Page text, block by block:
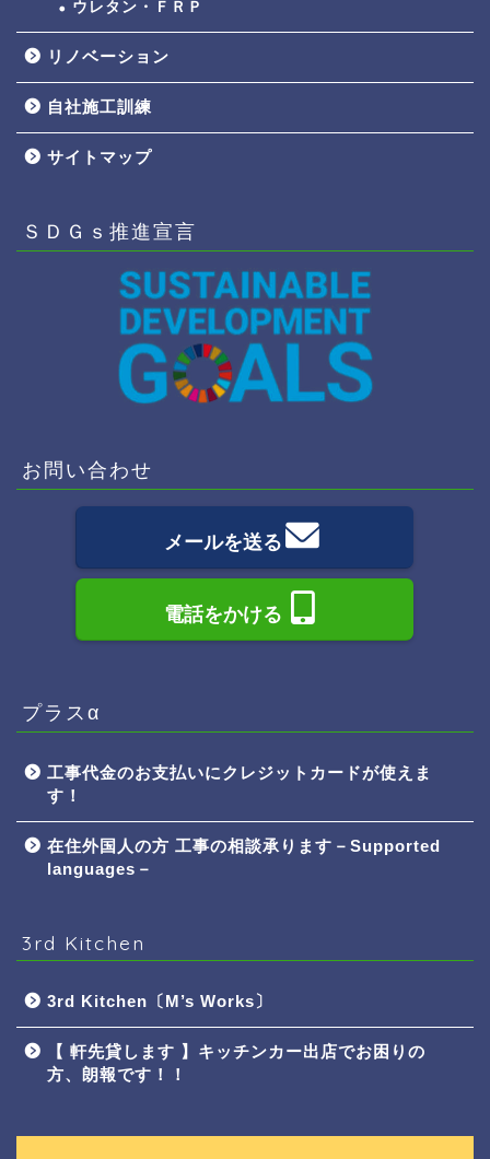
ウレタン・ＦＲＰ
リノベーション
自社施工訓練
サイトマップ
ＳＤＧｓ推進宣言
お問い合わせ
メールを送る
電話をかける
プラスα
工事代金のお支払いにクレジットカードが使えま
す！
在住外国人の方 工事の相談承ります－Supported
languages－
3rd Kitchen
3rd Kitchen〔M’s Works〕
【 軒先貸します 】キッチンカー出店でお困りの
方、朗報です！！